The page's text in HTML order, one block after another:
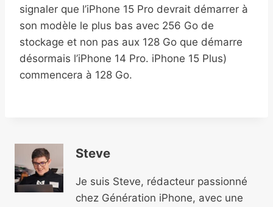
signaler que l’iPhone 15 Pro devrait démarrer à
son modèle le plus bas avec 256 Go de
stockage et non pas aux 128 Go que démarre
désormais l’iPhone 14 Pro. iPhone 15 Plus)
commencera à 128 Go.
Steve
Je suis Steve, rédacteur passionné
chez Génération iPhone, avec une